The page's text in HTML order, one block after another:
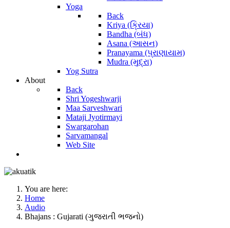
Yoga
Back
Kriya (ક્રિયા)
Bandha (બંધ)
Asana (આસન)
Pranayama (પ્રાણાયામ)
Mudra (મુદ્રા)
Yog Sutra
About
Back
Shri Yogeshwarji
Maa Sarveshwari
Mataji Jyotirmayi
Swargarohan
Sarvamangal
Web Site
You are here:
Home
Audio
Bhajans : Gujarati (ગુજરાતી ભજનો)